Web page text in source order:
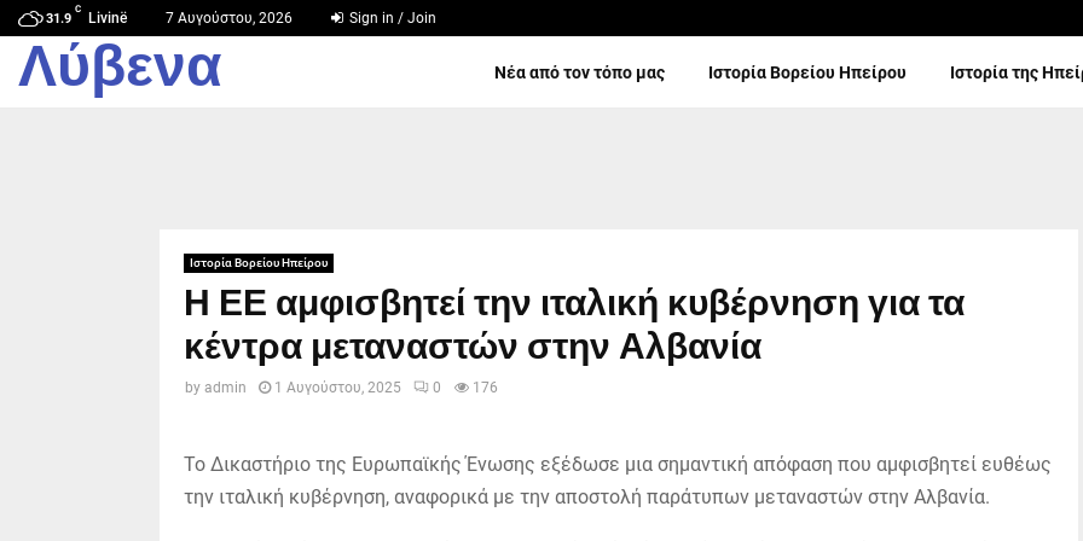
31.9
C
Livinë 7 Αυγούστου, 2026 Sign in / Join
Λύβενα Νέα από τον τόπο μας Ιστορία Βορείου Ηπείρου Ιστορία της
Ιστορία Βορείου Ηπείρου
Η ΕΕ αμφισβητεί την ιταλική κυβέρνηση για τα
κέντρα μεταναστών στην Αλβανία
by admin 1 Αυγούστου, 2025 0 176
Το Δικαστήριο της Ευρωπαϊκής Ένωσης εξέδωσε μια σημαντική απόφαση που αμφισβητεί ευθέως
την ιταλική κυβέρνηση, αναφορικά με την αποστολή παράτυπων μεταναστών στην Αλβανία.